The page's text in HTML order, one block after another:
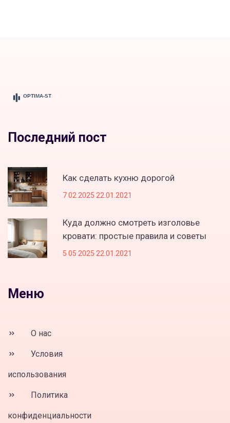
Последний пост
Как сделать кухню дорогой
7 02 2025 22.01.2021
Куда должно смотреть изголовье
кровати: простые правила и советы
5 05 2025 22.01.2021
Меню
О нас
Условия
использования
Политика
конфиденциальности